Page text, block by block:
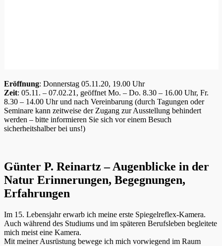
Eröffnung: Donnerstag 05.11.20, 19.00 Uhr
Zeit: 05.11. – 07.02.21, geöffnet Mo. – Do. 8.30 – 16.00 Uhr, Fr.
8.30 – 14.00 Uhr und nach Vereinbarung (durch Tagungen oder
Seminare kann zeitweise der Zugang zur Ausstellung behindert
werden – bitte informieren Sie sich vor einem Besuch
sicherheitshalber bei uns!)
Günter P. Reinartz – Augenblicke in der
Natur Erinnerungen, Begegnungen,
Erfahrungen
Im 15. Lebensjahr erwarb ich meine erste Spiegelreflex-Kamera.
Auch während des Studiums und im späteren Berufsleben begleitete
mich meist eine Kamera.
Mit meiner Ausrüstung bewege ich mich vorwiegend im Raum